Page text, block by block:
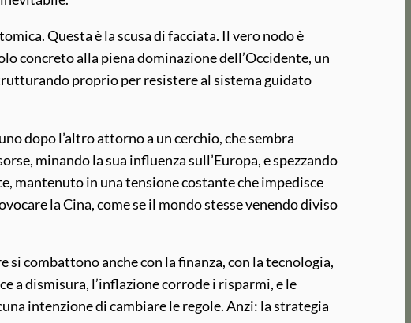
Questa è la scusa di facciata. Il vero nodo è
concreto alla piena dominazione dell’Occidente, un
proprio per resistere al sistema guidato
dopo l’altro attorno a un cerchio, che sembra
minando la sua influenza sull’Europa, e spezzando
mantenuto in una tensione costante che impedisce
la Cina, come se il mondo stesse venendo diviso
combattono anche con la finanza, con la tecnologia,
a dismisura, l’inflazione corrode i risparmi, e le
intenzione di cambiare le regole. Anzi: la strategia